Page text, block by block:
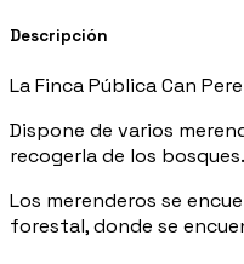
Descripción
La Finca Pública Can
Dispone de varios
recogerla de los
Los merenderos se
forestal, donde se